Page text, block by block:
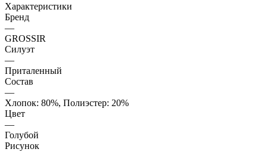
Характеристики
Бренд
—
GROSSIR
Силуэт
—
Приталенный
Состав
—
Хлопок: 80%, Полиэстер: 20%
Цвет
—
Голубой
Рисунок